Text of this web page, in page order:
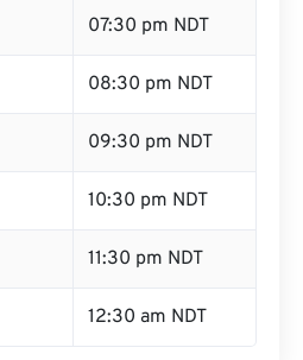
07:30 pm NDT
08:30 pm NDT
09:30 pm NDT
10:30 pm NDT
11:30 pm NDT
12:30 am NDT